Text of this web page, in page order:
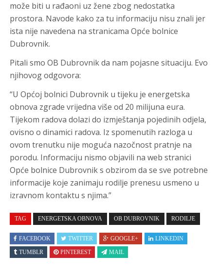
može biti u rađaoni uz žene zbog nedostatka
prostora. Navode kako za tu informaciju nisu znali jer
ista nije navedena na stranicama Opće bolnice
Dubrovnik.
Pitali smo OB Dubrovnik da nam pojasne situaciju. Evo
njihovog odgovora:
“U Općoj bolnici Dubrovnik u tijeku je energetska
obnova zgrade vrijedna više od 20 milijuna eura.
Tijekom radova dolazi do izmještanja pojedinih odjela,
ovisno o dinamici radova. Iz spomenutih razloga u
ovom trenutku nije moguća nazočnost pratnje na
porodu. Informaciju nismo objavili na web stranici
Opće bolnice Dubrovnik s obzirom da se sve potrebne
informacije koje zanimaju rodilje prenesu usmeno u
izravnom kontaktu s njima.”
TAG ENERGETSKA OBNOVA OB DUBROVNIK RODILJE
FACEBOOK TWITTER GOOGLE+
LINKEDIN
TUMBLR
PINTEREST MAIL